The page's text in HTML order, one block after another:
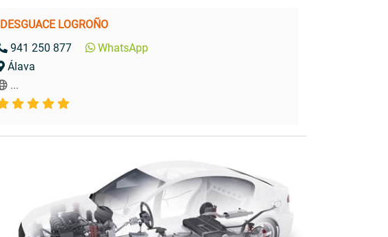
DESGUACE LOGROÑO
941 250 877
WhatsApp
Álava
...